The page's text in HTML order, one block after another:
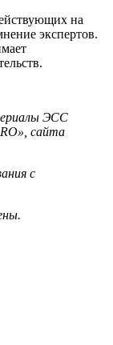
на
экспертов.
ЭСС
сайта
с